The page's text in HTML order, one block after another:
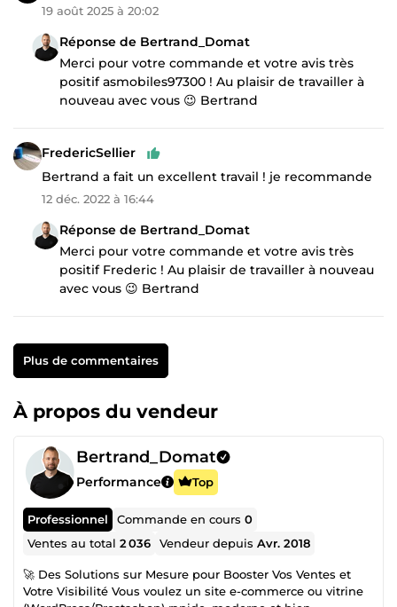
19 août 2025 à 20:02
Réponse de Bertrand_Domat
Merci pour votre commande et votre avis très
positif asmobiles97300 ! Au plaisir de travailler à
nouveau avec vous 😉 Bertrand
FredericSellier
Bertrand a fait un excellent travail ! je recommande
12 déc. 2022 à 16:44
Réponse de Bertrand_Domat
Merci pour votre commande et votre avis très
positif Frederic ! Au plaisir de travailler à nouveau
avec vous 😉 Bertrand
Plus de commentaires
À propos du vendeur
Bertrand_Domat
Performance Top
Professionnel Commande en cours0
Ventes au total2 036 Vendeur depuisAvr. 2018
🚀 Des Solutions sur Mesure pour Booster Vos Ventes et
Votre Visibilité Vous voulez un site e-commerce ou vitrine